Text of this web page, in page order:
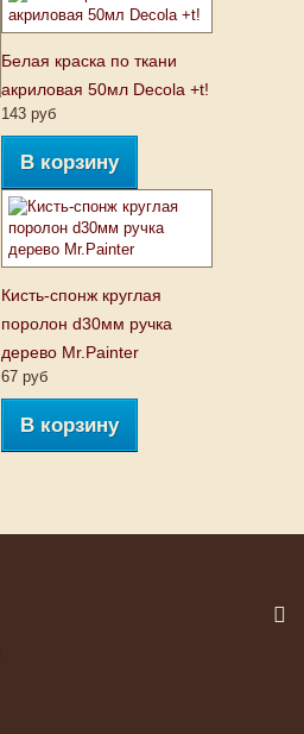
Белая краска по ткани
акриловая 50мл Decola +t!
143 руб
В корзину
Кисть-спонж круглая
поролон d30мм ручка
дерево Mr.Painter
67 руб
В корзину